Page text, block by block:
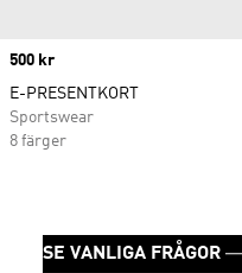
Price
500 kr
E-PRESENTKORT
Sportswear
8 färger
SE VANLIGA FRÅGOR